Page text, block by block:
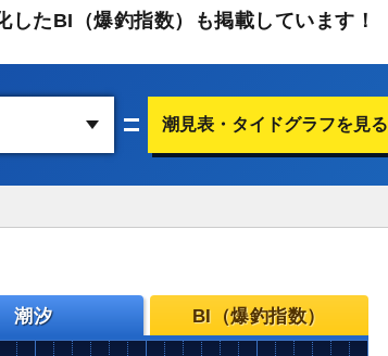
たBI（爆釣指数）も掲載しています！
潮見表・タイドグラフを見る
潮汐 BI（爆釣指数）